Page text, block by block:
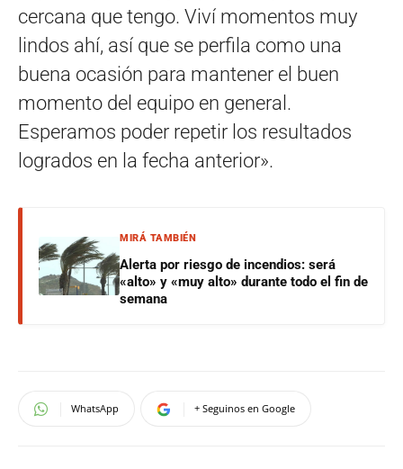
cercana que tengo. Viví momentos muy
lindos ahí, así que se perfila como una
buena ocasión para mantener el buen
momento del equipo en general.
Esperamos poder repetir los resultados
logrados en la fecha anterior».
MIRÁ TAMBIÉN
Alerta por riesgo de incendios: será
«alto» y «muy alto» durante todo el fin de
semana
WhatsApp + Seguinos en Google